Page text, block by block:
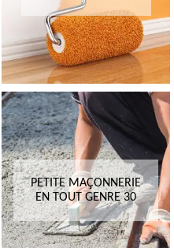
PETITE MAÇONNERIE
EN TOUT GENRE 30